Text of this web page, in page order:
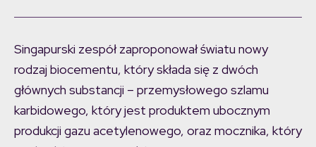
Singapurski zespół zaproponował światu nowy
rodzaj biocementu, który składa się z dwóch
głównych substancji – przemysłowego szlamu
karbidowego, który jest produktem ubocznym
produkcji gazu acetylenowego, oraz mocznika, który